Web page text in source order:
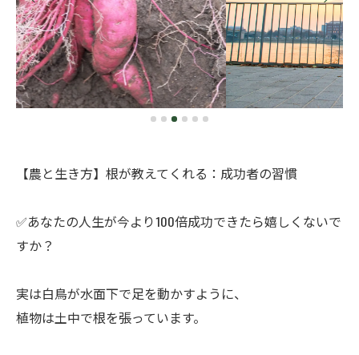
【農と生き方】根が教えてくれる：成功者の習慣
✅あなたの人生が今より100倍成功できたら嬉しくないで
すか？
ㅤ実は白鳥が水面下で足を動かすように、
植物は土中で根を張っています。